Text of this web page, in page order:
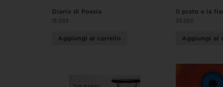
Diario di Poesia
18,00€
Aggiungi al carrello
Il prato e la
39,00€
Aggiungi al